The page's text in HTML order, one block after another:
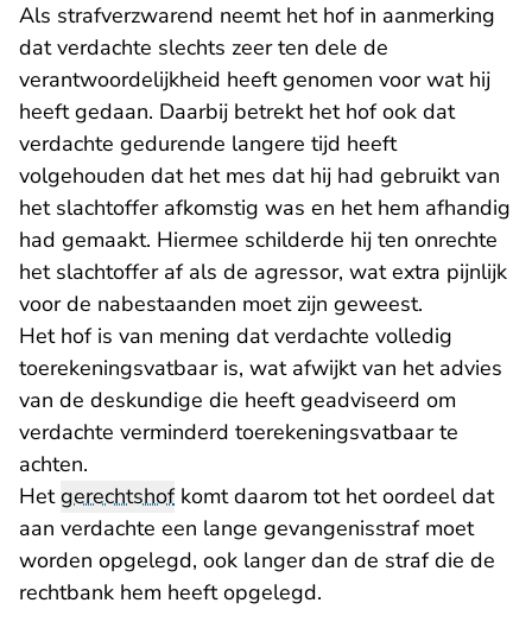
Als strafverzwarend neemt het hof in aanmerking
dat verdachte slechts zeer ten dele de
verantwoordelijkheid heeft genomen voor wat hij
heeft gedaan. Daarbij betrekt het hof ook dat
verdachte gedurende langere tijd heeft
volgehouden dat het mes dat hij had gebruikt van
het slachtoffer afkomstig was en het hem afhandig
had gemaakt. Hiermee schilderde hij ten onrechte
het slachtoffer af als de agressor, wat extra pijnlijk
voor de nabestaanden moet zijn geweest.
Het hof is van mening dat verdachte volledig
toerekeningsvatbaar is, wat afwijkt van het advies
van de deskundige die heeft geadviseerd om
verdachte verminderd toerekeningsvatbaar te
achten.
Hetgerechtshofkomt daarom tot het oordeel dat
aan verdachte een lange gevangenisstraf moet
worden opgelegd, ook langer dan de straf die de
rechtbank hem heeft opgelegd.